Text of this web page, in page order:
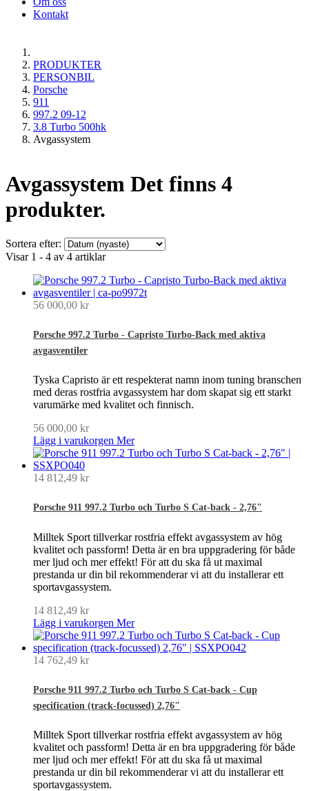
Kontakt
PRODUKTER
PERSONBIL
Porsche
911
997.2 09-12
3.8 Turbo 500hk
Avgassystem
Avgassystem Det finns 4
produkter.
Sortera efter:
Visar 1 - 4 av 4 artiklar
56 000,00 kr
Porsche 997.2 Turbo - Capristo Turbo-Back med aktiva
avgasventiler
Tyska Capristo är ett respekterat namn inom tuning branschen
med deras rostfria avgassystem har dom skapat sig ett starkt
varumärke med kvalitet och finnisch.
56 000,00 kr
Lägg i varukorgen Mer
14 812,49 kr
Porsche 911 997.2 Turbo och Turbo S Cat-back - 2,76"
Milltek Sport tillverkar rostfria effekt avgassystem av hög
kvalitet och passform! Detta är en bra uppgradering för både
mer ljud och mer effekt! För att du ska få ut maximal
prestanda ur din bil rekommenderar vi att du installerar ett
sportavgassystem.
14 812,49 kr
Lägg i varukorgen Mer
14 762,49 kr
Porsche 911 997.2 Turbo och Turbo S Cat-back - Cup
specification (track-focussed) 2,76"
Milltek Sport tillverkar rostfria effekt avgassystem av hög
kvalitet och passform! Detta är en bra uppgradering för både
mer ljud och mer effekt! För att du ska få ut maximal
prestanda ur din bil rekommenderar vi att du installerar ett
sportavgassystem.